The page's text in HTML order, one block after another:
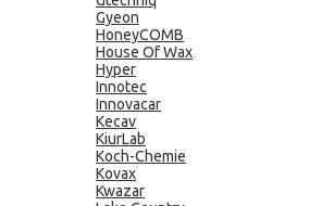
Gyeon
HoneyCOMB
House Of Wax
Hyper
Innotec
Innovacar
Kecav
KiurLab
Koch-Chemie
Kovax
Kwazar